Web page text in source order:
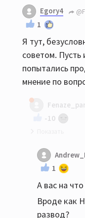
Тут религия,не
Egory4
1
Я тут,
советом. Пусть
попытались
мнение по
-10
За
я понял,не
1
А вас на
Вроде как
развод?